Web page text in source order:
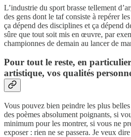
L’industrie du sport brasse tellement
des gens dont le taf consiste à repérer
ça dépend des disciplines et ça dépend
sûre que tout soit mis en œuvre, par
championnes de demain au lancer de
Pour tout le reste, en
artistique, vos qualités
Vous pouvez bien peindre les plus
des poèmes absolument poignants, si
minimum pour les montrer, si vous ne
exposer : rien ne se passera. Je veux